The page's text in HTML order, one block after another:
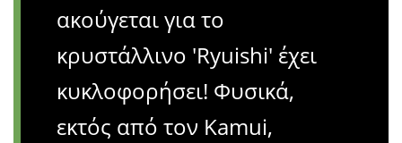
ακούγεται για το
κρυστάλλινο 'Ryuishi' έχει
κυκλοφορήσει! Φυσικά,
εκτός από τον Kamui,